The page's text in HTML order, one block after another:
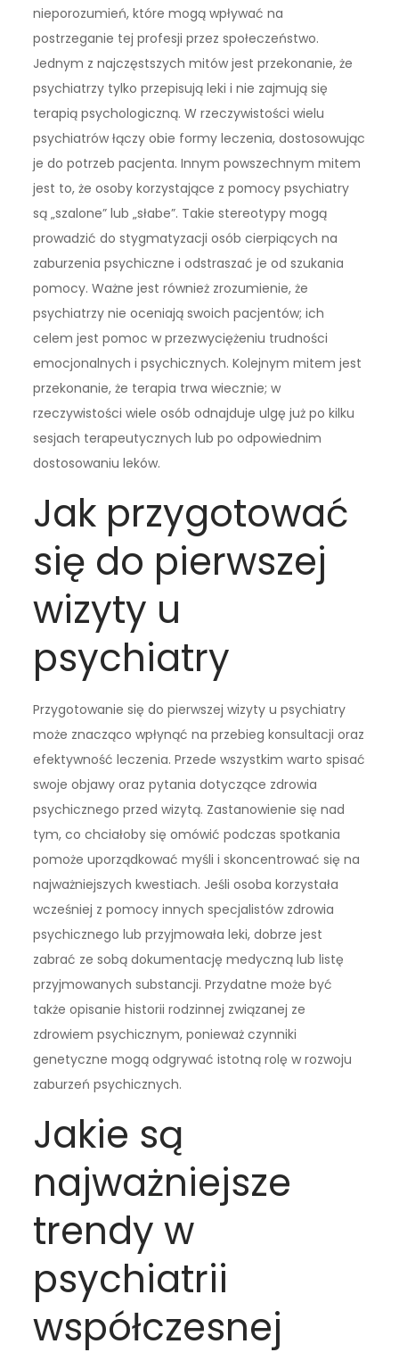
nieporozumień, które mogą wpływać na
postrzeganie tej profesji przez społeczeństwo.
Jednym z najczęstszych mitów jest przekonanie, że
psychiatrzy tylko przepisują leki i nie zajmują się
terapią psychologiczną. W rzeczywistości wielu
psychiatrów łączy obie formy leczenia, dostosowując
je do potrzeb pacjenta. Innym powszechnym mitem
jest to, że osoby korzystające z pomocy psychiatry
są „szalone” lub „słabe”. Takie stereotypy mogą
prowadzić do stygmatyzacji osób cierpiących na
zaburzenia psychiczne i odstraszać je od szukania
pomocy. Ważne jest również zrozumienie, że
psychiatrzy nie oceniają swoich pacjentów; ich
celem jest pomoc w przezwyciężeniu trudności
emocjonalnych i psychicznych. Kolejnym mitem jest
przekonanie, że terapia trwa wiecznie; w
rzeczywistości wiele osób odnajduje ulgę już po kilku
sesjach terapeutycznych lub po odpowiednim
dostosowaniu leków.
Jak przygotować
się do pierwszej
wizyty u
psychiatry
Przygotowanie się do pierwszej wizyty u psychiatry
może znacząco wpłynąć na przebieg konsultacji oraz
efektywność leczenia. Przede wszystkim warto spisać
swoje objawy oraz pytania dotyczące zdrowia
psychicznego przed wizytą. Zastanowienie się nad
tym, co chciałoby się omówić podczas spotkania
pomoże uporządkować myśli i skoncentrować się na
najważniejszych kwestiach. Jeśli osoba korzystała
wcześniej z pomocy innych specjalistów zdrowia
psychicznego lub przyjmowała leki, dobrze jest
zabrać ze sobą dokumentację medyczną lub listę
przyjmowanych substancji. Przydatne może być
także opisanie historii rodzinnej związanej ze
zdrowiem psychicznym, ponieważ czynniki
genetyczne mogą odgrywać istotną rolę w rozwoju
zaburzeń psychicznych.
Jakie są
najważniejsze
trendy w
psychiatrii
współczesnej